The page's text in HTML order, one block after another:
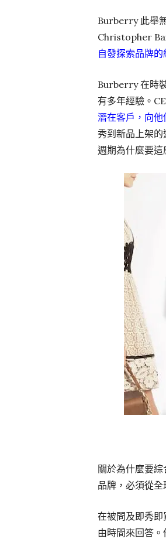
Burberry 此舉
Christopher
自發探索品牌
Burberry 在時
有多年經驗。
潛在客戶，向
秀到新品上架
週期為什麼要這
關於為什麼要
品牌，必須從全
在被問及即秀
由時間來回答